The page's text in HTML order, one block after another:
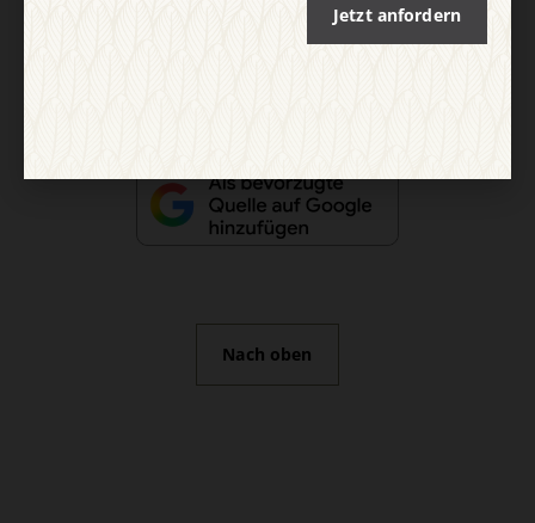
Nach oben
Jetzt anfordern